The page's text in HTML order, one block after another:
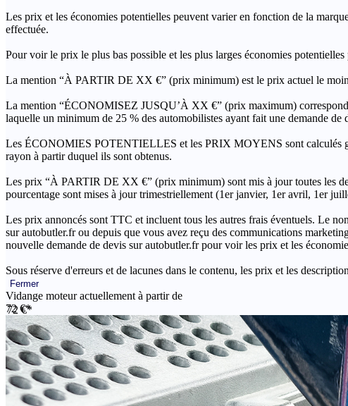
Les prix et les économies potentielles peuvent varier en fonction de la
effectuée.
Pour voir le prix le plus bas possible et les plus larges économies
La mention “À PARTIR DE XX €” (prix minimum) est le prix actuel le
La mention “ÉCONOMISEZ JUSQU’À XX €” (prix maximum) correspond
laquelle un minimum de 25 % des automobilistes ayant fait une demande
Les ÉCONOMIES POTENTIELLES et les PRIX MOYENS sont calculés
rayon à partir duquel ils sont obtenus.
Les prix “À PARTIR DE XX €” (prix minimum) sont mis à jour toutes les
pourcentage sont mises à jour trimestriellement (1er janvier, 1er avril, 1er
Les prix annoncés sont TTC et incluent tous les autres frais éventuels. Le
sur autobutler.fr ou depuis que vous avez reçu des communications
nouvelle demande de devis sur autobutler.fr pour voir les prix et les
Sous réserve d'erreurs et de lacunes dans le contenu, les prix et les
Fermer
Vidange moteur actuellement à partir de
72 €*